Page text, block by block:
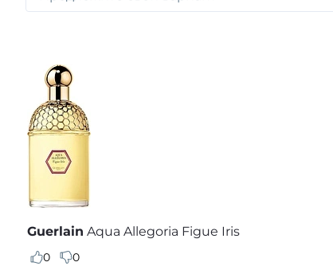
Guerlain Aqua Allegoria Figue Iris
0 0